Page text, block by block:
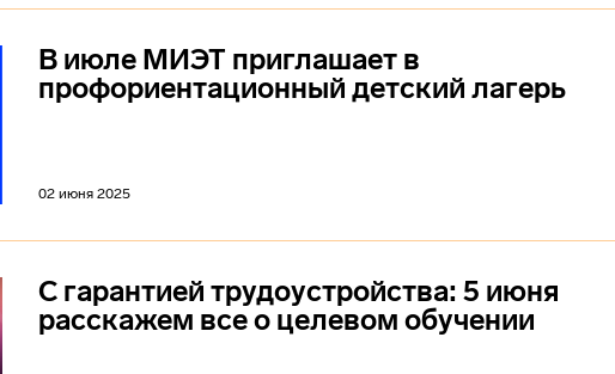
В июле МИЭТ приглашает в
профориентационный детский лагерь
02 июня 2025
С гарантией трудоустройства: 5 июня
расскажем все о целевом обучении